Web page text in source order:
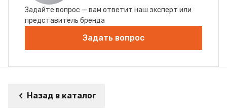
Задайте вопрос — вам ответит наш эксперт или
представитель бренда
Задать вопрос
Назад в каталог